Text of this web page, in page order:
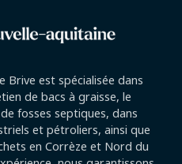
Brive est spécialisée dans
de bacs à graisse, le
fosses septiques, dans
et pétroliers, ainsi que
en Corrèze et Nord du